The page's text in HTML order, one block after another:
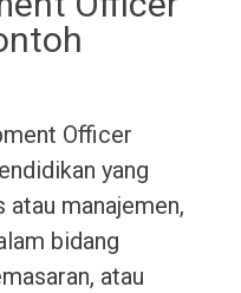
Officer
yang
manajemen,
bidang
atau